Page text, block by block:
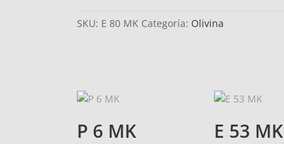
SKU: E 80 MK Categoría: Olivina
P 6 MK E 53 MK